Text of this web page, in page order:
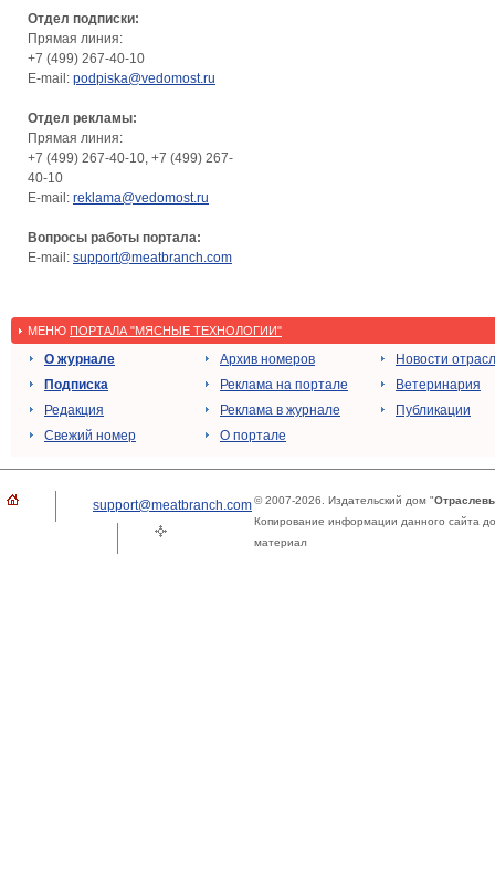
Отдел подписки:
Прямая линия:
+7 (499) 267-40-10
E-mail: podpiska@vedomost.ru
Отдел рекламы:
Прямая линия:
+7 (499) 267-40-10, +7 (499) 267-
40-10
E-mail: reklama@vedomost.ru
Вопросы работы портала:
E-mail: support@meatbranch.com
МЕНЮ ПОРТАЛА "МЯСНЫЕ ТЕХНОЛОГИИ"
О журнале
Подписка
Редакция
Свежий номер
Архив номеров
Реклама на портале
Реклама в журнале
О портале
Новости
Ветеринария
Публикации
support@meatbranch.com© 2007-2026. Издательский дом "
Копирование информации данного сайта
материал